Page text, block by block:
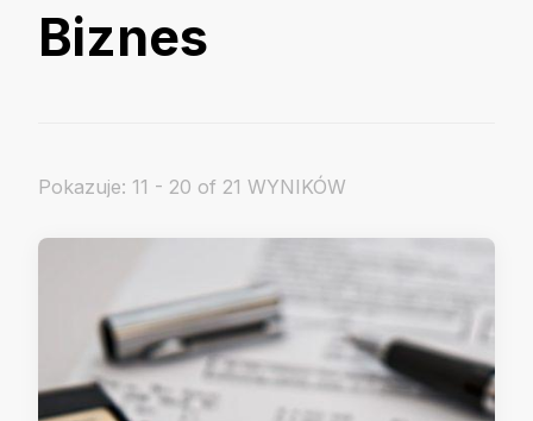
Biznes
Pokazuje: 11 - 20 of 21 WYNIKÓW